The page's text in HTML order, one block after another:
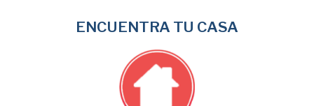
ENCUENTRA TU CASA